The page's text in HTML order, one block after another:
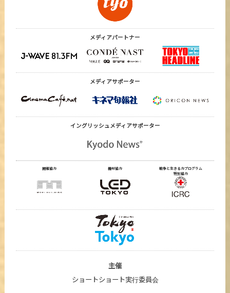
メディアパートナー
メディアサポーター
イングリッシュメディアサポーター
開催協力 機材協力
戦争と生きる力プログラム
特別協力
主催
ショートショート実行委員会